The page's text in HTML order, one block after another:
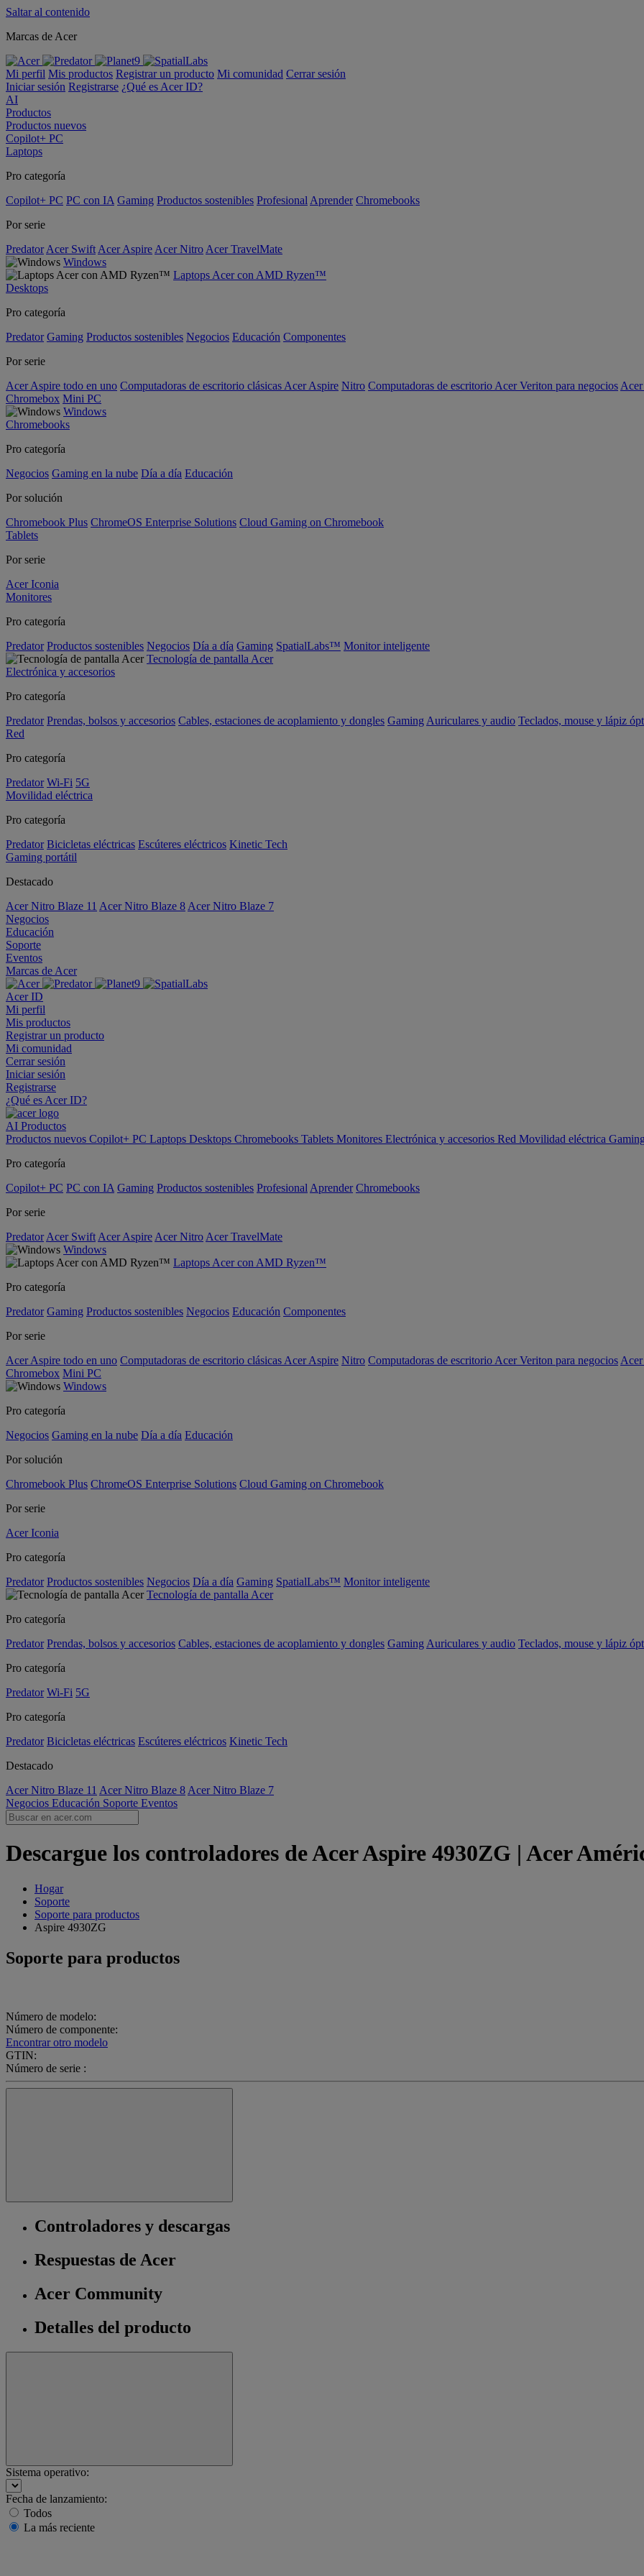
Saltar al contenido
Marcas de Acer
Mi perfil Mis productos Registrar un producto Mi comunidad Cerrar sesión
Iniciar sesión Registrarse ¿Qué es Acer ID?
AI
Productos
Productos nuevos
Copilot+ PC
Laptops
Pro categoría
Copilot+ PC PC con IA Gaming Productos sostenibles Profesional Aprender Chromebooks
Por serie
Predator Acer Swift Acer Aspire Acer Nitro Acer TravelMate
Windows
Laptops Acer con AMD Ryzen™
Desktops
Pro categoría
Predator Gaming Productos sostenibles Negocios Educación Componentes
Por serie
Acer Aspire todo en uno Computadoras de escritorio clásicas Acer Aspire Nitro Computadoras de escritorio Acer Veriton para negocios
Chromebox Mini PC
Windows
Chromebooks
Pro categoría
Negocios Gaming en la nube Día a día Educación
Por solución
Chromebook Plus ChromeOS Enterprise Solutions Cloud Gaming on Chromebook
Tablets
Por serie
Acer Iconia
Monitores
Pro categoría
Predator Productos sostenibles Negocios Día a día Gaming SpatialLabs™ Monitor inteligente
Tecnología de pantalla Acer
Electrónica y accesorios
Pro categoría
Predator Prendas, bolsos y accesorios Cables, estaciones de acoplamiento y dongles Gaming Auriculares y audio Teclados, mouse y lápiz
Red
Pro categoría
Predator Wi-Fi 5G
Movilidad eléctrica
Pro categoría
Predator Bicicletas eléctricas Escúteres eléctricos Kinetic Tech
Gaming portátil
Destacado
Acer Nitro Blaze 11 Acer Nitro Blaze 8 Acer Nitro Blaze 7
Negocios
Educación
Soporte
Eventos
Marcas de Acer
Acer ID
Mi perfil
Mis productos
Registrar un producto
Mi comunidad
Cerrar sesión
Iniciar sesión
Registrarse
¿Qué es Acer ID?
AI Productos
Productos nuevos Copilot+ PC Laptops Desktops Chromebooks Tablets Monitores Electrónica y accesorios Red Movilidad eléctrica
Pro categoría
Copilot+ PC PC con IA Gaming Productos sostenibles Profesional Aprender Chromebooks
Por serie
Predator Acer Swift Acer Aspire Acer Nitro Acer TravelMate
Windows
Laptops Acer con AMD Ryzen™
Pro categoría
Predator Gaming Productos sostenibles Negocios Educación Componentes
Por serie
Acer Aspire todo en uno Computadoras de escritorio clásicas Acer Aspire Nitro Computadoras de escritorio Acer Veriton para negocios
Chromebox Mini PC
Windows
Pro categoría
Negocios Gaming en la nube Día a día Educación
Por solución
Chromebook Plus ChromeOS Enterprise Solutions Cloud Gaming on Chromebook
Por serie
Acer Iconia
Pro categoría
Predator Productos sostenibles Negocios Día a día Gaming SpatialLabs™ Monitor inteligente
Tecnología de pantalla Acer
Pro categoría
Predator Prendas, bolsos y accesorios Cables, estaciones de acoplamiento y dongles Gaming Auriculares y audio Teclados, mouse y lápiz
Pro categoría
Predator Wi-Fi 5G
Pro categoría
Predator Bicicletas eléctricas Escúteres eléctricos Kinetic Tech
Destacado
Acer Nitro Blaze 11 Acer Nitro Blaze 8 Acer Nitro Blaze 7
Negocios Educación Soporte Eventos
Descargue los controladores de Acer Aspire 4930ZG | Acer
Hogar
Soporte
Soporte para productos
Aspire 4930ZG
Soporte para productos
Número de modelo:
Número de componente:
Encontrar otro modelo
GTIN:
Número de serie :
Controladores y descargas
Respuestas de Acer
Acer Community
Detalles del producto
Sistema operativo:
Fecha de lanzamiento:
Todos
La más reciente